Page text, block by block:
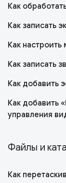
Как
Как записать
Как
Как записать
Как добавить
Как добавить
управления
Файлы и
Как